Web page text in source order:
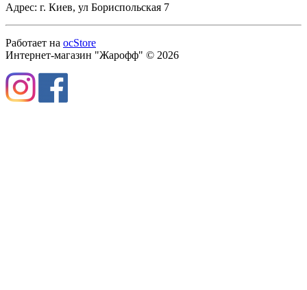
Адрес: г. Киев, ул Бориспольская 7
Работает на ocStore
Интернет-магазин "Жарофф" © 2026